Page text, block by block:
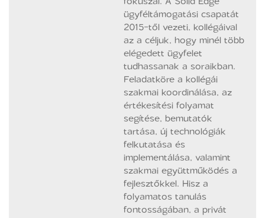
ügyféltámogatási csapatát
2015-től vezeti, kollégáival
az a céljuk, hogy minél több
elégedett ügyfelet
tudhassanak a soraikban.
Feladatköre a kollégái
szakmai koordinálása, az
értékesítési folyamat
segítése, bemutatók
tartása, új technológiák
felkutatása és
implementálása, valamint
szakmai együttműködés a
fejlesztőkkel. Hisz a
folyamatos tanulás
fontosságában, a privát